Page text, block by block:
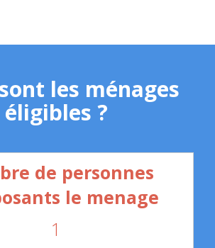
les ménages
éligibles ?
1